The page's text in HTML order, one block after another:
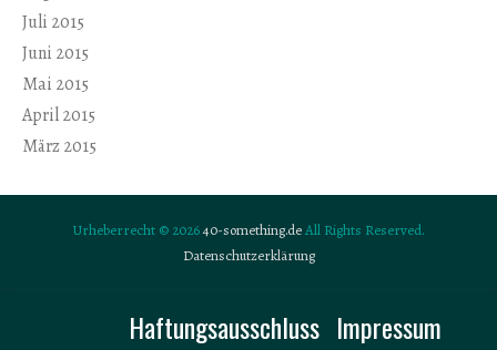
Juli 2015
Juni 2015
Mai 2015
April 2015
März 2015
Urheberrecht © 202640-something.deAll Rights Reserved.
Datenschutzerklärung
Haftungsausschluss Impressum